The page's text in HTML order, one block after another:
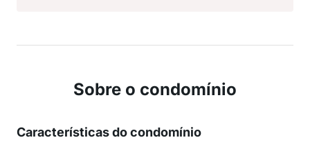
Sobre o condomínio
Características do condomínio